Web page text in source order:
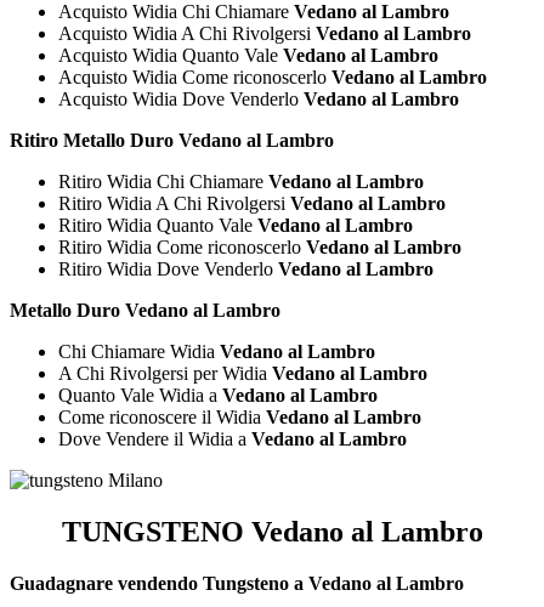
Acquisto Widia Chi Chiamare Vedano al Lambro
Acquisto Widia A Chi Rivolgersi Vedano al Lambro
Acquisto Widia Quanto Vale Vedano al Lambro
Acquisto Widia Come riconoscerlo Vedano al Lambro
Acquisto Widia Dove Venderlo Vedano al Lambro
Ritiro Metallo Duro Vedano al Lambro
Ritiro Widia Chi Chiamare Vedano al Lambro
Ritiro Widia A Chi Rivolgersi Vedano al Lambro
Ritiro Widia Quanto Vale Vedano al Lambro
Ritiro Widia Come riconoscerlo Vedano al Lambro
Ritiro Widia Dove Venderlo Vedano al Lambro
Metallo Duro Vedano al Lambro
Chi Chiamare Widia Vedano al Lambro
A Chi Rivolgersi per Widia Vedano al Lambro
Quanto Vale Widia a Vedano al Lambro
Come riconoscere il Widia Vedano al Lambro
Dove Vendere il Widia a Vedano al Lambro
TUNGSTENO Vedano al Lambro
Guadagnare vendendo Tungsteno a Vedano al Lambro